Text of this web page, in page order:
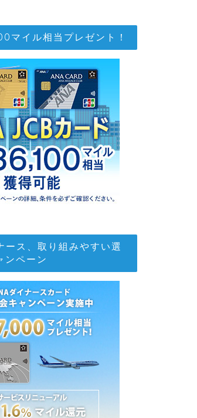
マイル相当プレゼント！
ース、取り組みやすい選
ンペーン